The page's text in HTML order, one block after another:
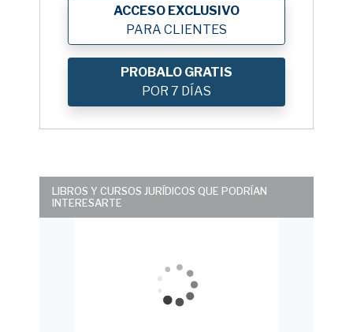
ACCESO EXCLUSIVO
PARA CLIENTES
PROBALO GRATIS
POR 7 DÍAS
LIBROS Y CURSOS JURÍDICOS QUE PODRÍAN
INTERESARTE